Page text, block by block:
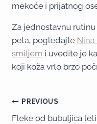
mekoće i prijatnog
Za jednostavnu
peta, pogledajte Nina
smiljem i uvedite je
koji koža vrlo brzo
PREVIOUS
Fleke od bubuljica leti: